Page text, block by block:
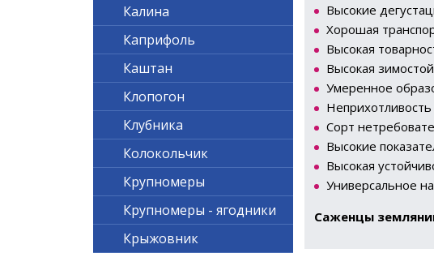
Высокие
Хорошая
Высокая
Высокая
Умеренное
Неприхотливость
Сорт
Высокие
Высокая
Универсальное
Саженцы
Калина
Каприфоль
Каштан
Клопогон
Клубника
Колокольчик
Крупномеры
Крупномеры - ягодники
Крыжовник